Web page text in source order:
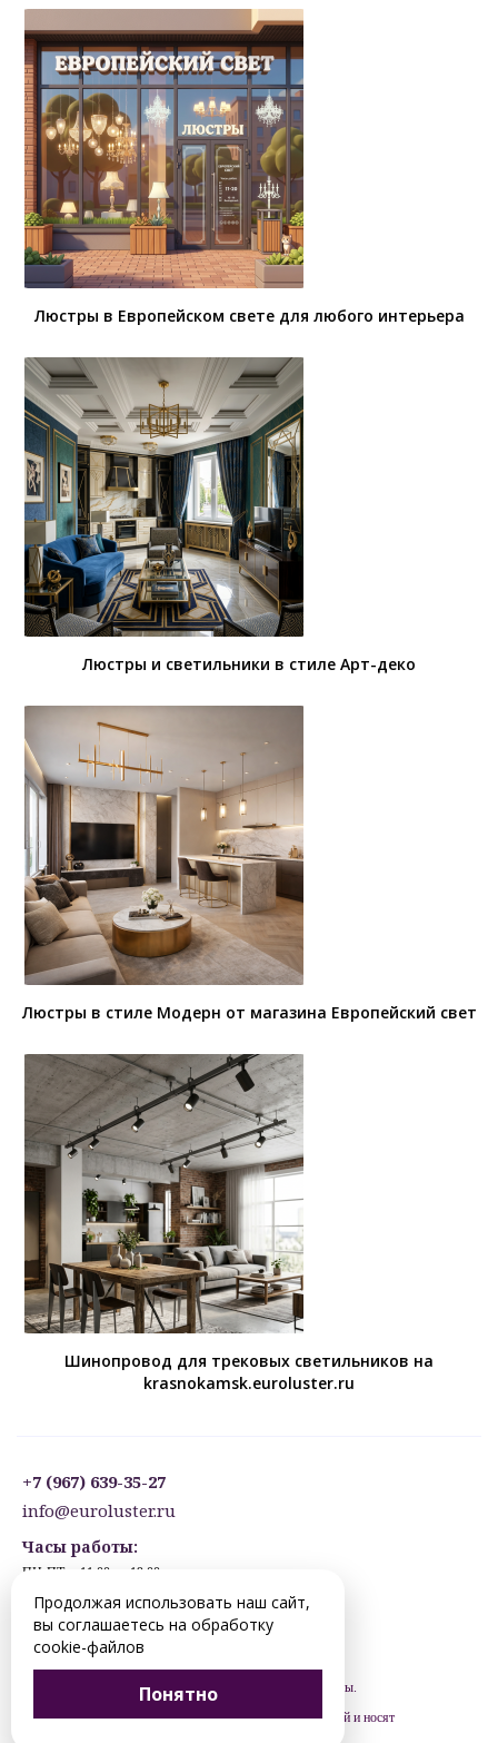
Люстры в Европейском свете для любого интерьера
Люстры и светильники в стиле Арт-деко
Люстры в стиле Модерн от магазина Европейский свет
Шинопровод для трековых светильников на
krasnokamsk.euroluster.ru
+7 (967) 639-35-27
info@euroluster.ru
Часы работы:
ПН-ПТ: с 11:00 до 19:00
ВС: ВЫХОДНОЙ
Предварительная запись.
© 2012-2026 krasnokamsk.euroluster.ru. Все права защищены.
Цены, указанные на сайте, не являются публичной офертой и носят
Продолжая использовать наш сайт,
вы соглашаетесь на обработку
cookie-файлов
Понятно